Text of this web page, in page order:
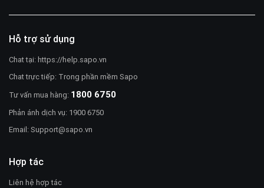
Hỗ trợ sử dụng
Chat tại:https://help.sapo.vn
Chat trực tiếp: Trong phần mềm Sapo
Tư vấn mua hàng: 1800 6750
Phản ánh dịch vụ: 1900 6750
Email:Support@sapo.vn
Hợp tác
Liên hệ hợp tác